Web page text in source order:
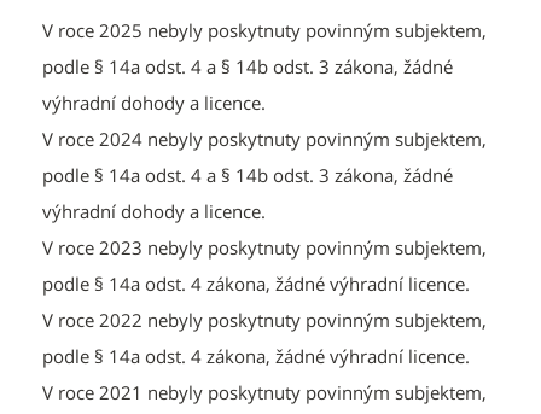
V roce 2025 nebyly poskytnuty povinným subjektem,
podle § 14a odst. 4 a § 14b odst. 3 zákona, žádné
výhradní dohody a licence.
V roce 2024 nebyly poskytnuty povinným subjektem,
podle § 14a odst. 4 a § 14b odst. 3 zákona, žádné
výhradní dohody a licence.
V roce 2023 nebyly poskytnuty povinným subjektem,
podle § 14a odst. 4 zákona, žádné výhradní licence.
V roce 2022 nebyly poskytnuty povinným subjektem,
podle § 14a odst. 4 zákona, žádné výhradní licence.
V roce 2021 nebyly poskytnuty povinným subjektem,